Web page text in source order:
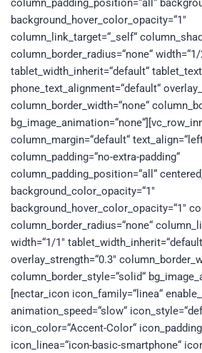
column_padding_position=“all“
background_hover_color_opacity=“1″
column_link_target=“_self“
column_border_radius=“none“ width=“1/
tablet_width_inherit=“default“
phone_text_alignment=“default“
column_border_width=“none“
column_margin=“default“
column_padding=“no-extra-padding“
column_padding_position=“all“
background_color_opacity=“1″
background_hover_color_opacity=“1″
column_border_radius=“none“
width=“1/1″
overlay_strength=“0.3″
column_border_style=“solid“
[nectar_icon icon_family=“linea“
animation_speed=“slow“
icon_color=“Accent-Color“
icon_linea=“icon-basic-smartphone“